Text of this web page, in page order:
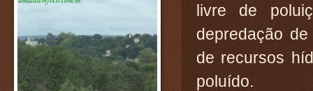
livre de
depredação
de recursos
poluído.